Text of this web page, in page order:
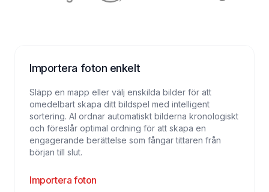
Importera foton enkelt
Släpp en mapp eller välj enskilda bilder för att
omedelbart skapa ditt bildspel med intelligent
sortering. AI ordnar automatiskt bilderna kronologiskt
och föreslår optimal ordning för att skapa en
engagerande berättelse som fångar tittaren från
början till slut.
Importera foton